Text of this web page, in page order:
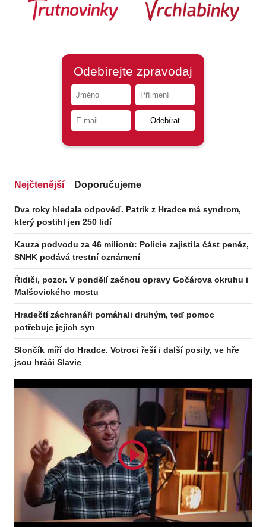
Nejčtenější Doporučujeme
Dva roky hledala odpověď. Patrik z Hradce má syndrom,
který postihl jen 250 lidí
Kauza podvodu za 46 milionů: Policie zajistila část peněz,
SNHK podává trestní oznámení
Řidiči, pozor. V pondělí začnou opravy Gočárova okruhu i
Malšovického mostu
Hradečtí záchranáři pomáhali druhým, teď pomoc
potřebuje jejich syn
Slončík míří do Hradce. Votroci řeší i další posily, ve hře
jsou hráči Slavie
Odebírejte zpravodaj
Odebírat